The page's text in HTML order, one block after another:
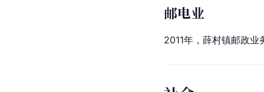
邮电业
2011年，薛村镇邮政